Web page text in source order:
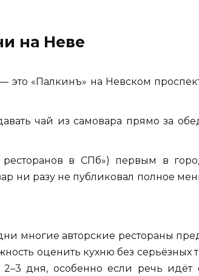
на Неве
«Палкинъ» на Невском
чай из самовара прямо за
в СПб») первым в
ни разу не публиковал полное
многие авторские рестораны
оценить кухню без серьёзных
2–3 дня, особенно если речь